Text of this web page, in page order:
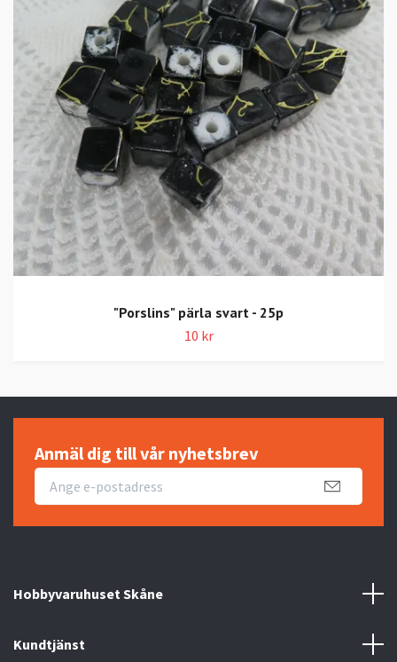
"Porslins" pärla svart - 25p
10 kr
Anmäl dig till vår nyhetsbrev
Hobbyvaruhuset Skåne
Kundtjänst